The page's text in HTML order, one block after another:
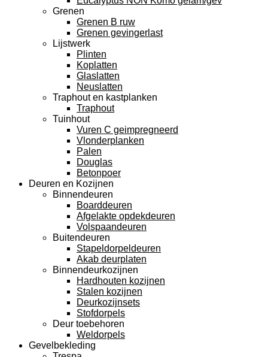
Grenen
Grenen B ruw
Grenen gevingerlast
Lijstwerk
Plinten
Koplatten
Glaslatten
Neuslatten
Traphout en kastplanken
Traphout
Tuinhout
Vuren C geimpregneerd
Vlonderplanken
Palen
Douglas
Betonpoer
Deuren en Kozijnen
Binnendeuren
Boarddeuren
Afgelakte opdekdeuren
Volspaandeuren
Buitendeuren
Stapeldorpeldeuren
Akab deurplaten
Binnendeurkozijnen
Hardhouten kozijnen
Stalen kozijnen
Deurkozijnsets
Stofdorpels
Deur toebehoren
Weldorpels
Gevelbekleding